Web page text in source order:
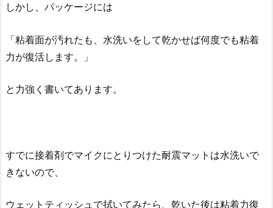
しかし、パッケージには
「粘着面が汚れたも、水洗いをして乾かせば何度でも粘着
力が復活します。」
と力強く書いてあります。
すでに接着剤でマイクにとりつけた耐震マットは水洗いで
きないので、
ウェットティッシュで拭いてみたら、乾いた後は粘着力復